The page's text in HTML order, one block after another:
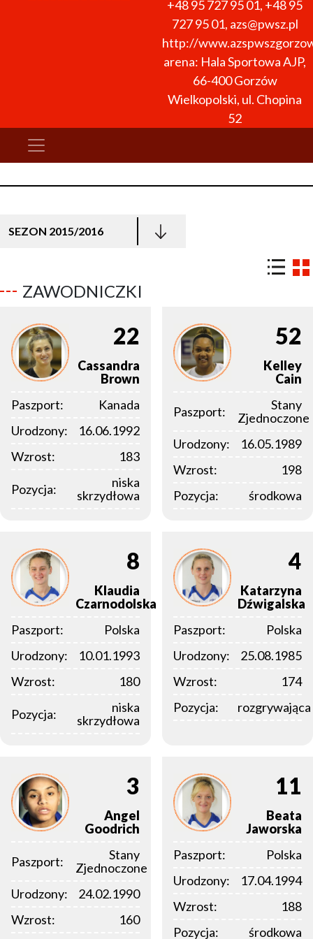
+48 95 727 95 01, +48 95
727 95 01, azs@pwsz.pl
http://
arena: Hala Sportowa AJP,
66-400 Gorzów
Wielkopolski, ul. Chopina
52
SEZON 2015/2016
ZAWODNICZKI
22
Cassandra
Brown
Paszport:
Kanada
Urodzony:
16.06.1992
Wzrost:
183
Pozycja:
niska
skrzydłowa
52
Kelley
Cain
Paszport:
Stany
Zjednoczone
Urodzony:
16.05.1989
Wzrost:
198
Pozycja:
środkowa
8
Klaudia
Czarnodolska
Paszport:
Polska
Urodzony:
10.01.1993
Wzrost:
180
Pozycja:
niska
skrzydłowa
4
Katarzyna
Dźwigalska
Paszport:
Polska
Urodzony:
25.08.1985
Wzrost:
174
Pozycja:
rozgrywająca
3
Angel
Goodrich
Paszport:
Stany
Zjednoczone
Urodzony:
24.02.1990
Wzrost:
160
11
Beata
Jaworska
Paszport:
Polska
Urodzony:
17.04.1994
Wzrost:
188
Pozycja:
środkowa